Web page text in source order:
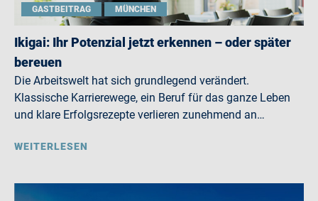
GASTBEITRAG MÜNCHEN
Ikigai: Ihr Potenzial jetzt erkennen – oder später
bereuen
Die Arbeitswelt hat sich grundlegend verändert.
Klassische Karrierewege, ein Beruf für das ganze Leben
und klare Erfolgsrezepte verlieren zunehmend an…
WEITERLESEN